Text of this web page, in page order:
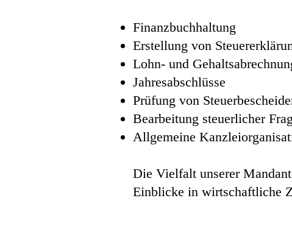
Finanzbuchhaltung
Erstellung von
Lohn- und
Jahresabschlüsse
Prüfung von
Bearbeitung steuerlicher
Allgemeine
Die Vielfalt unserer
Einblicke in wirtschaftliche